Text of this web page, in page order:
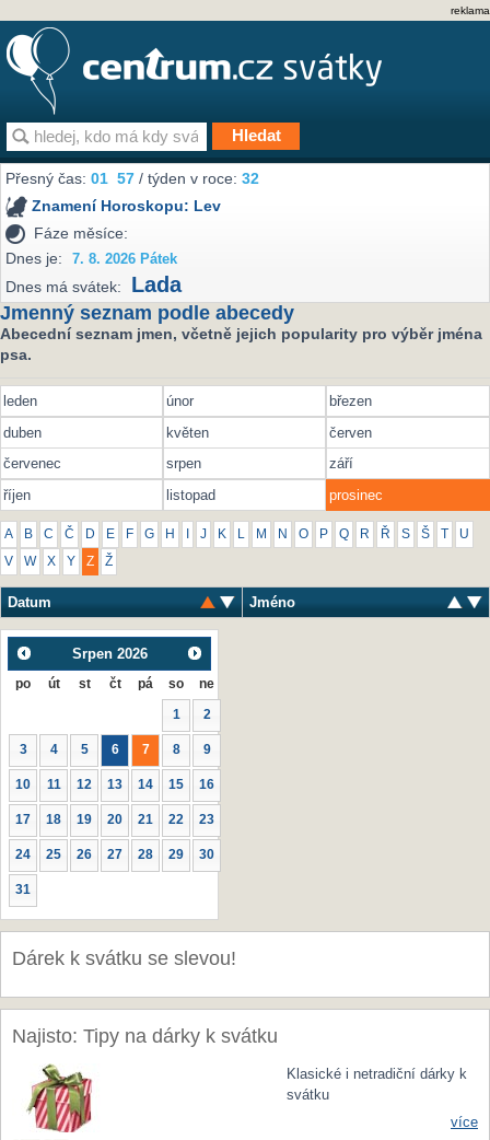
reklama
Přesný čas:01 57 / týden v roce:32
Znamení Horoskopu: Lev
Fáze měsíce:
Dnes je:
7. 8. 2026 Pátek
Dnes má svátek: Lada
Jmenný seznam podle abecedy
Abecední seznam jmen, včetně jejich popularity pro výběr jména
psa.
leden únor
březen
duben
květen
červen
červenec
srpen
září
říjen
listopad prosinec
A B C Č D E F G H J K L M N O P Q R Ř S Š U
V W X Y Z Ž
Datum Jméno
Srpen 2026
po út st čt pá so ne
1 2
3 4 5 6 7 8 9
10 11 12 13 14 15 16
17 18 19 20 21 22 23
24 25 26 27 28 29 30
31
Dárek k svátku se slevou!
Najisto: Tipy na dárky k svátku
Klasické i netradiční dárky k
svátku
více